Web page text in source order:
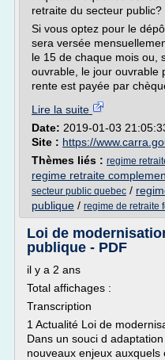
retraite du secteur public?
Si vous optez pour le
sera versée
le 15 de chaque mois ou,
ouvrable, le jour ouvrable
rente est payée par
Lire la suite
Date: 2019-01-03
Site : https://
Thèmes liés : regime
regime retraite
secteur public quebec /
publique / regime de retraite
Loi de
publique - PDF
il y a 2 ans
Total affichages :
Transcription
1 Actualité Loi de
Dans un souci d
nouveaux enjeux auxquels